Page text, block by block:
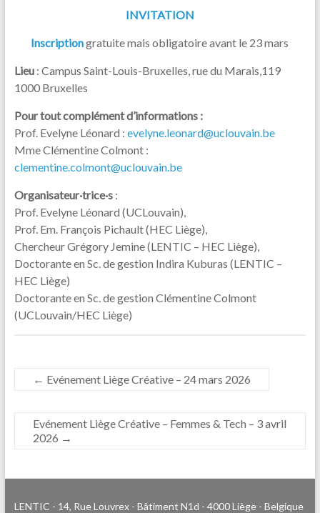
INVITATION
Inscriptiongratuite mais obligatoire avant le 23 mars
Lieu: Campus Saint-Louis-Bruxelles, rue du Marais,119
1000 Bruxelles
Pour tout complément d’informations :
Prof. Evelyne Léonard : evelyne.leonard@uclouvain.be
Mme Clémentine Colmont :
clementine.colmont@uclouvain.be
Organisateur·trice·s:
Prof. Evelyne Léonard (UCLouvain),
Prof. Em. François Pichault (HEC Liège),
Chercheur Grégory Jemine (LENTIC – HEC Liège),
Doctorante en Sc. de gestion Indira Kuburas (LENTIC –
HEC Liège)
Doctorante en Sc. de gestion Clémentine Colmont
(UCLouvain/HEC Liège)
← Evénement Liège Créative – 24 mars 2026
Evénement Liège Créative – Femmes & Tech – 3 avril
2026 →
LENTIC - 14, Rue Louvrex - Bâtiment N1d - 4000 Liège - Belgique